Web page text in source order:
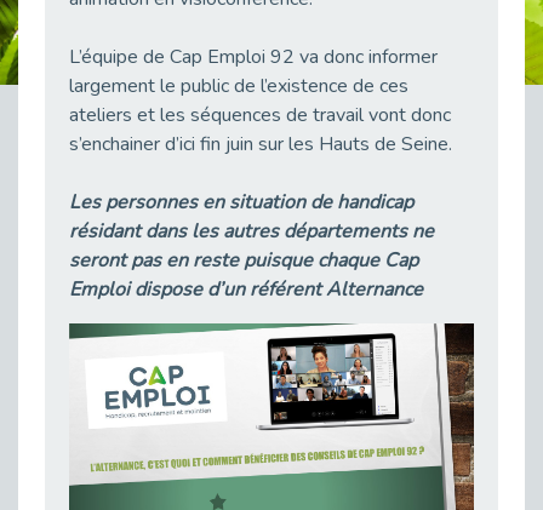
Publié le 04/05/2026
Le taux d’emploi direct dans la fonction publique dépasse 6 % en 2025
Publié le 04/05/2026
L'alternance : un tremplin vers l'emploi aussi pour les personnes en situation de handicap
Publié le 01/05/2026
Publié le 30/04/2026
L’Aménagement Raisonnable : Un Levier pour l’Équité
Publié le 29/04/2026
Publié le 29/04/2026
28 avril : Agir ensemble pour une culture de prévention au travail
Publié le 27/04/2026
Mobilisation pour l’alternance et le handicap
Publié le 24/04/2026
L’équipe de Cap Emploi 92 va donc informer
largement le public de l’existence de ces
ateliers et les séquences de travail vont donc
s’enchainer d’ici fin juin sur les Hauts de Seine.
Les personnes en situation de handicap
résidant dans les autres départements ne
seront pas en reste puisque chaque Cap
Emploi dispose d’un référent Alternance